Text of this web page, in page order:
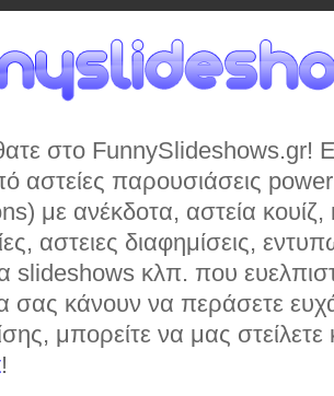
στο FunnySlideshows.gr!
αστείες παρουσιάσεις
με ανέκδοτα, αστεία κουίζ,
αστειες διαφημίσεις,
slideshows κλπ. που
σας κάνουν να περάσετε
μπορείτε να μας στείλετε
!